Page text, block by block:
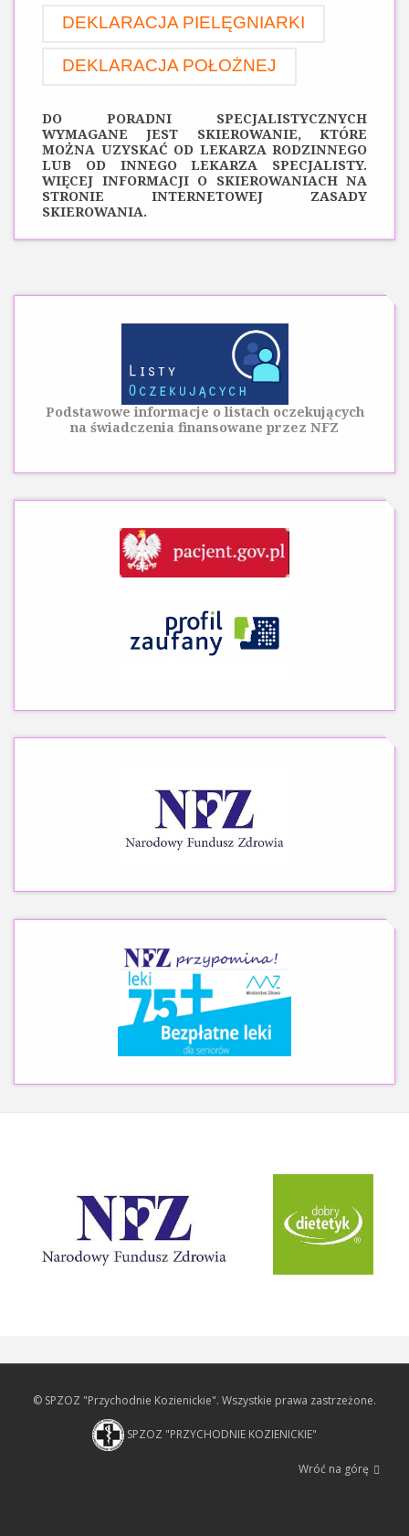
DEKLARACJA PIELĘGNIARKI
DEKLARACJA POŁOŻNEJ
DO PORADNI SPECJALISTYCZNYCH
WYMAGANE JEST SKIEROWANIE, KTÓRE
MOŻNA UZYSKAĆ OD LEKARZA RODZINNEGO
LUB OD INNEGO LEKARZA SPECJALISTY.
WIĘCEJ INFORMACJI O SKIEROWANIACH NA
STRONIE INTERNETOWEJ ZASADY
SKIEROWANIA.
Podstawowe informacje o listach oczekujących
na świadczenia finansowane przez NFZ
© SPZOZ "Przychodnie Kozienickie". Wszystkie prawa zastrzeżone.
SPZOZ "PRZYCHODNIE KOZIENICKIE"
Wróć na górę